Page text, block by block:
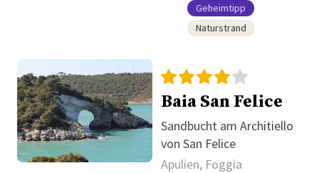
Geheimtipp
Naturstrand
Baia San Felice
Sandbucht am Architiello
von San Felice
Apulien, Foggia